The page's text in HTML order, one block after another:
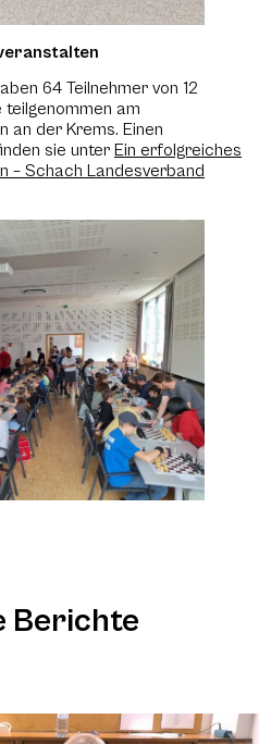
64 Teilnehmer von 12
am
an der Krems. Einen
sie unter Ein erfolgreiches
– Schach Landesverband
Berichte